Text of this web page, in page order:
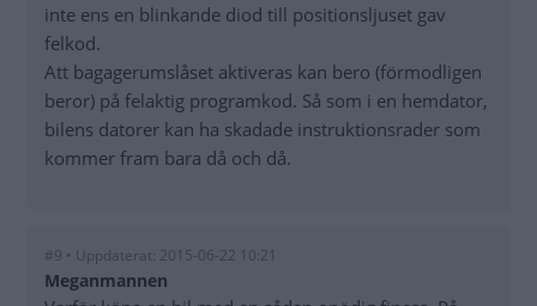
inte ens en blinkande diod till positionsljuset gav
felkod.
Att bagagerumslåset aktiveras kan bero (förmodligen
beror) på felaktig programkod. Så som i en hemdator,
bilens datorer kan ha skadade instruktionsrader som
kommer fram bara då och då.
#9 • Uppdaterat: 2015-06-22 10:21
Meganmannen